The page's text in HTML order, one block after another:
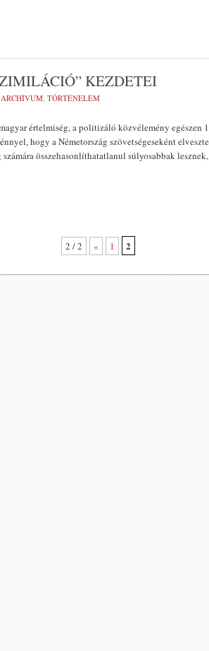
KEZDETEI
ARCHÍVUM, TÖRTÉNELEM
értelmiség, a politizáló közvélemény
hogy a Németország szövetségeseként
összehasonlíthatatlanul súlyosabbak
2 / 2 « 1 2